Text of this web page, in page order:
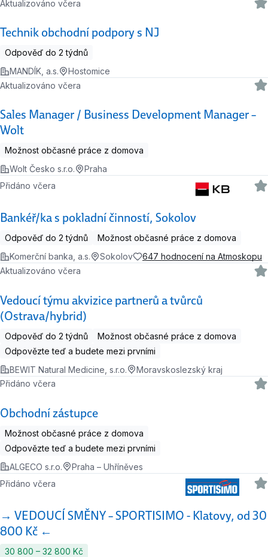
Technik obchodní podpory s NJ
Aktualizováno včera
Odpověď do 2 týdnů
MANDÍK, a.s.
Hostomice
Sales Manager / Business Development Manager –
Wolt
Aktualizováno včera
Možnost občasné práce z domova
Wolt Česko s.r.o.
Praha
Bankéř/ka s pokladní činností, Sokolov
Přidáno včera
Odpověď do 2 týdnů
Možnost občasné práce z domova
Komerční banka, a.s.
Sokolov 647 hodnocení na Atmoskopu
Vedoucí týmu akvizice partnerů a tvůrců
(Ostrava/hybrid)
Aktualizováno včera
Odpověď do 2 týdnů
Možnost občasné práce z domova
Odpovězte teď a budete mezi prvními
BEWIT Natural Medicine, s.r.o.
Moravskoslezský kraj
Obchodní zástupce
Přidáno včera
Možnost občasné práce z domova
Odpovězte teď a budete mezi prvními
ALGECO s.r.o.
Praha – Uhříněves
→ VEDOUCÍ SMĚNY – SPORTISIMO - Klatovy, od 30
800 Kč ←
Přidáno včera
30 800 ‍–‍ 32 800 Kč